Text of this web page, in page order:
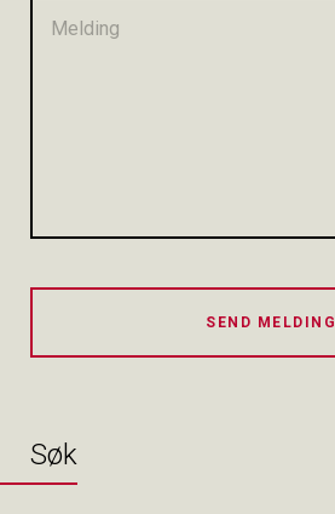
SEND MELDING
Søk